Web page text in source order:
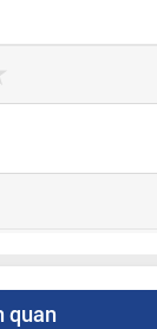
quan